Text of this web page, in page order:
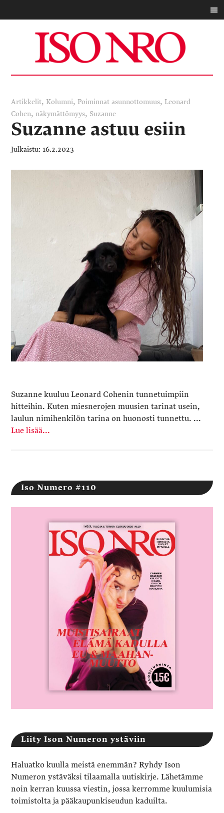
Artikkelit, Kolumni, Poiminnat asunnottomuus, Leonard
Cohen, näkymättömyys, Suzanne
Suzanne astuu esiin
16.2.2023
Suzanne kuuluu Leonard Cohenin tunnetuimpiin
hitteihin. Kuten miesnerojen muusien tarinat usein,
laulun nimihenkilön tarina on huonosti tunnettu. ...
Lue lisää...
Iso Numero #110
Liity Ison Numeron ystäviin
Haluatko kuulla meistä enemmän? Ryhdy Ison
Numeron ystäväksi tilaamalla uutiskirje. Lähetämme
noin kerran kuussa viestin, jossa kerromme kuulumisia
toimistolta ja pääkaupunkiseudun kaduilta.